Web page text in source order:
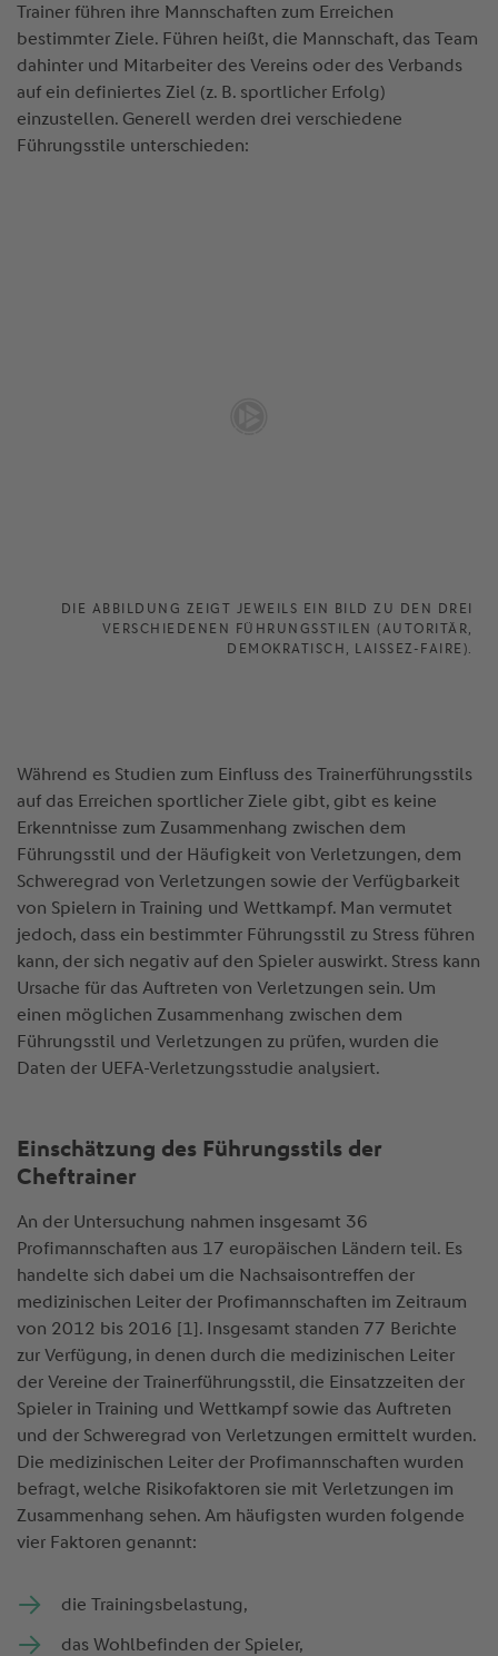
Trainer führen ihre Mannschaften zum Erreichen
bestimmter Ziele. Führen heißt, die Mannschaft, das Team
dahinter und Mitarbeiter des Vereins oder des Verbands
auf ein definiertes Ziel (z. B. sportlicher Erfolg)
einzustellen. Generell werden drei verschiedene
Führungsstile unterschieden:
DIE ABBILDUNG ZEIGT JEWEILS EIN BILD ZU DEN DREI
VERSCHIEDENEN FÜHRUNGSSTILEN (AUTORITÄR,
DEMOKRATISCH, LAISSEZ-FAIRE).
Während es Studien zum Einfluss des Trainerführungsstils
auf das Erreichen sportlicher Ziele gibt, gibt es keine
Erkenntnisse zum Zusammenhang zwischen dem
Führungsstil und der Häufigkeit von Verletzungen, dem
Schweregrad von Verletzungen sowie der Verfügbarkeit
von Spielern in Training und Wettkampf. Man vermutet
jedoch, dass ein bestimmter Führungsstil zu Stress führen
kann, der sich negativ auf den Spieler auswirkt. Stress kann
Ursache für das Auftreten von Verletzungen sein. Um
einen möglichen Zusammenhang zwischen dem
Führungsstil und Verletzungen zu prüfen, wurden die
Daten der UEFA-Verletzungsstudie analysiert.
Einschätzung des Führungsstils der
Cheftrainer
An der Untersuchung nahmen insgesamt 36
Profimannschaften aus 17 europäischen Ländern teil. Es
handelte sich dabei um die Nachsaisontreffen der
medizinischen Leiter der Profimannschaften im Zeitraum
von 2012 bis 2016 [1]. Insgesamt standen 77 Berichte
zur Verfügung, in denen durch die medizinischen Leiter
der Vereine der Trainerführungsstil, die Einsatzzeiten der
Spieler in Training und Wettkampf sowie das Auftreten
und der Schweregrad von Verletzungen ermittelt wurden.
Die medizinischen Leiter der Profimannschaften wurden
befragt, welche Risikofaktoren sie mit Verletzungen im
Zusammenhang sehen. Am häufigsten wurden folgende
vier Faktoren genannt:
die Trainingsbelastung,
das Wohlbefinden der Spieler,